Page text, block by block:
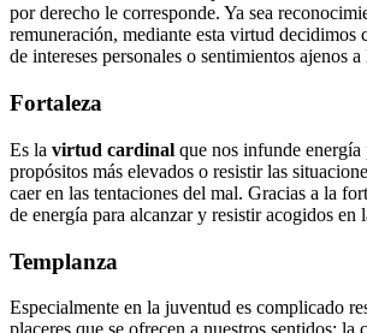
por derecho le corresponde. Ya sea
remuneración, mediante esta virtud decidimos
de intereses personales o sentimientos ajenos
Fortaleza
Es la virtud cardinal que nos infunde
propósitos más elevados o resistir las
caer en las tentaciones del mal. Gracias a la
de energía para alcanzar y resistir acogidos en
Templanza
Especialmente en la juventud es complicado